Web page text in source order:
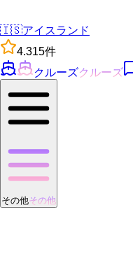
🇮🇸アイスランド
4.315件
クルーズクルーズ
その他その他